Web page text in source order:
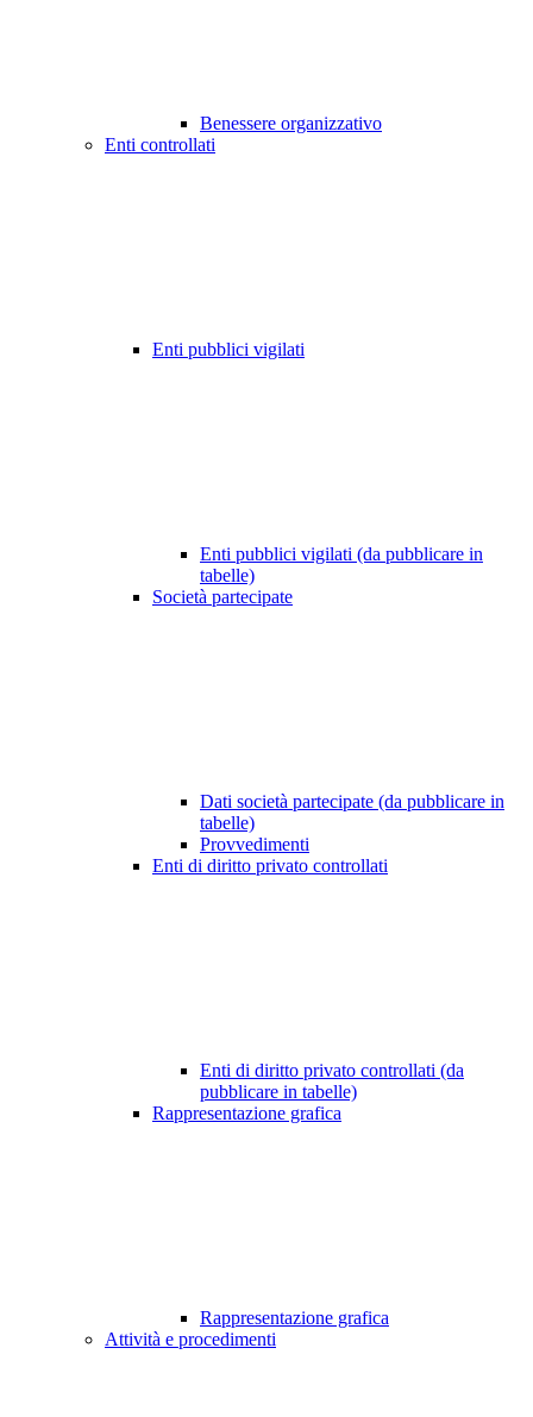
Benessere organizzativo
Enti controllati
Enti pubblici vigilati
Enti pubblici vigilati (da pubblicare in
tabelle)
Società partecipate
Dati società partecipate (da pubblicare in
tabelle)
Provvedimenti
Enti di diritto privato controllati
Enti di diritto privato controllati (da
pubblicare in tabelle)
Rappresentazione grafica
Rappresentazione grafica
Attività e procedimenti